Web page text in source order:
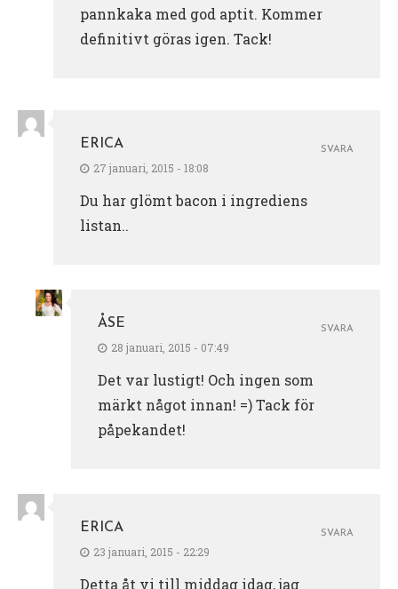
pannkaka med god aptit. Kommer
definitivt göras igen. Tack!
ERICA
27 januari, 2015 - 18:08
Du har glömt bacon i ingrediens
listan..
SVARA
ÅSE
28 januari, 2015 - 07:49
Det var lustigt! Och ingen som
märkt något innan! =) Tack för
påpekandet!
SVARA
ERICA
23 januari, 2015 - 22:29
Detta åt vi till middag idag, jag
SVARA